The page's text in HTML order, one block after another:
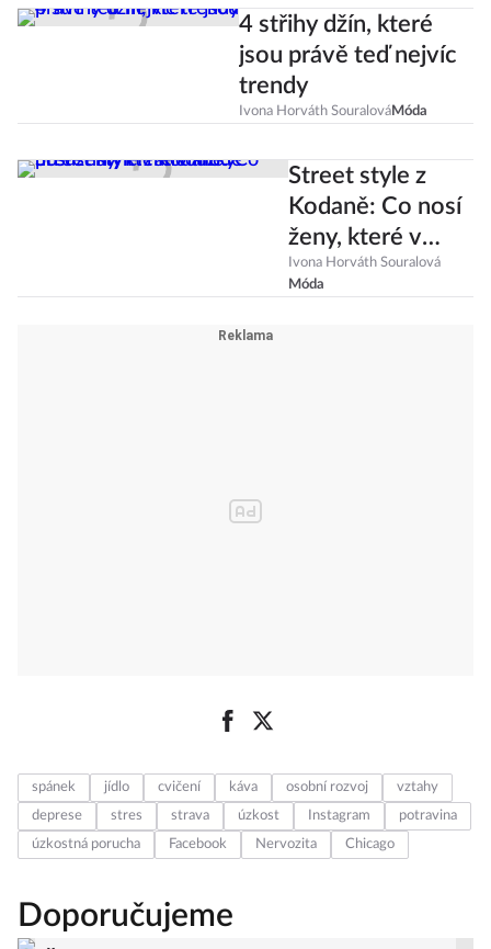
4 střihy džín, které
jsou právě teď nejvíc
trendy
Ivona Horváth SouralováMóda
Street style z
Kodaně: Co nosí
ženy, které v
módě předstihly i
Francouzky?
Ivona Horváth Souralová
Móda
spánek jídlo cvičení káva osobní rozvoj
vztahy
deprese
stres strava úzkost Instagram
potravina
úzkostná porucha
Facebook Nervozita Chicago
Doporučujeme